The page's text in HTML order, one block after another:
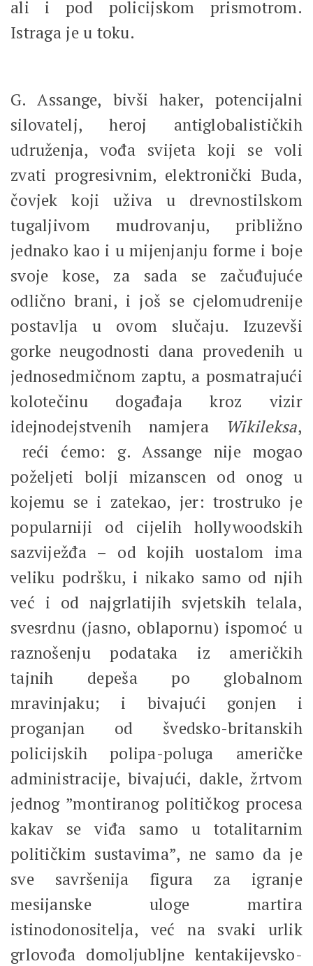
ali i pod policijskom prismotrom.
Istraga je u toku.
G. Assange, bivši haker, potencijalni
silovatelj, heroj antiglobalističkih
udruženja, vođa svijeta koji se voli
zvati progresivnim, elektronički Buda,
čovjek koji uživa u drevnostilskom
tugaljivom mudrovanju, približno
jednako kao i u mijenjanju forme i boje
svoje kose, za sada se začuđujuće
odlično brani, i još se cjelomudrenije
postavlja u ovom slučaju. Izuzevši
gorke neugodnosti dana provedenih u
jednosedmičnom zaptu, a posmatrajući
kolotečinu događaja kroz vizir
idejnodejstvenih namjera
Wikileksa,
reći ćemo: g. Assange nije mogao
poželjeti bolji mizanscen od onog u
kojemu se i zatekao, jer: trostruko je
popularniji od cijelih hollywoodskih
sazviježđa – od kojih uostalom ima
veliku podršku, i nikako samo od njih
već i od najgrlatijih svjetskih telala,
svesrdnu (jasno, oblapornu) ispomoć u
raznošenju podataka iz američkih
tajnih depeša po globalnom
mravinjaku; i bivajući gonjen i
proganjan od švedsko-britanskih
policijskih polipa-poluga američke
administracije, bivajući, dakle, žrtvom
jednog ”montiranog političkog procesa
kakav se viđa samo u totalitarnim
političkim sustavima”, ne samo da je
sve savršenija figura za igranje
mesijanske uloge martira
istinodonositelja, već na svaki urlik
grlovođa domoljubljne kentakijevsko-